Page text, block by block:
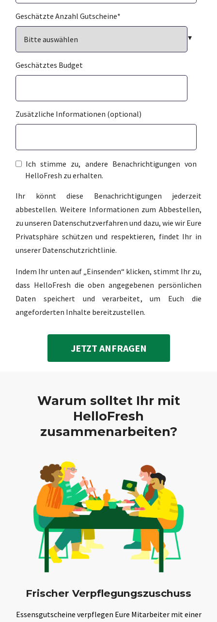
Geschätzte Anzahl Gutscheine*
Geschätztes Budget
Zusätzliche Informationen (optional)
Ich stimme zu, andere Benachrichtigungen von
HelloFresh zu erhalten.
Ihr könnt diese Benachrichtigungen jederzeit
abbestellen. Weitere Informationen zum Abbestellen,
zu unseren Datenschutzverfahren und dazu, wie wir Eure
Privatsphäre schützen und respektieren, findet Ihr in
unserer Datenschutzrichtlinie.
Indem Ihr unten auf „Einsenden“ klicken, stimmt Ihr zu,
dass HelloFresh die oben angegebenen persönlichen
Daten speichert und verarbeitet, um Euch die
angeforderten Inhalte bereitzustellen.
Warum solltet Ihr mit
HelloFresh
zusammenarbeiten?
Frischer Verpflegungszuschuss
Essensgutscheine verpflegen Eure Mitarbeiter mit einer